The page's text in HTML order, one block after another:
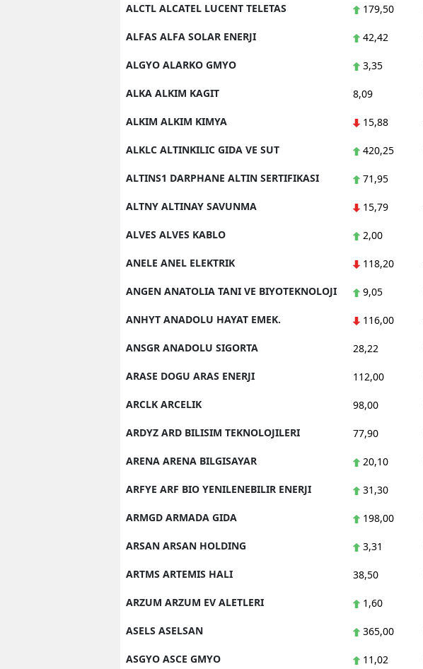
Tunceli
Zonguldak
Bayburt
ALCTL ALCATEL LUCENT TELETAS 179,50
ALFAS ALFA SOLAR ENERJI 42,42
ALGYO ALARKO GMYO 3,35
ALKA ALKIM KAGIT 8,09
ALKIM ALKIM KIMYA 15,88
ALKLC ALTINKILIC GIDA VE SUT 420,25
ALTINS1 DARPHANE ALTIN SERTIFIKASI 71,95
ALTNY ALTINAY SAVUNMA 15,79
ALVES ALVES KABLO 2,00
ANELE ANEL ELEKTRIK 118,20
ANGEN ANATOLIA TANI VE BIYOTEKNOLOJI 9,05
ANHYT ANADOLU HAYAT EMEK. 116,00
ANSGR ANADOLU SIGORTA 28,22
ARASE DOGU ARAS ENERJI 112,00
ARCLK ARCELIK 98,00
ARDYZ ARD BILISIM TEKNOLOJILERI 77,90
ARENA ARENA BILGISAYAR 20,10
ARFYE ARF BIO YENILENEBILIR ENERJI 31,30
ARMGD ARMADA GIDA 198,00
ARSAN ARSAN HOLDING 3,31
ARTMS ARTEMIS HALI 38,50
ARZUM ARZUM EV ALETLERI 1,60
ASELS ASELSAN 365,00
ASGYO ASCE GMYO 11,02